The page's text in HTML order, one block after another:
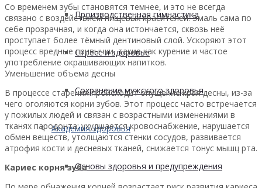
Производственная гимнастика
Стресс и здоровье
Сохранение мужского здоровья
Академия здоровья
Основы здоровья и предупреждения
Со временем зубы становятся темнее, и это не всегда
связано с воздействием пищевых красителей. Эмаль сама по
себе прозрачная, и когда она истончается, сквозь неё
проступает более тёмный дентиновый слой. Ускоряют этот
процесс вредные привычки, такие как курение и частое
употребление окрашивающих напитков.
Уменьшение объема десны
В процессе старения происходит опущение края десны, из-за
чего оголяются корни зубов. Этот процесс часто встречается
у пожилых людей и связан с возрастными изменениями в
тканях пародонта: ухудшается кровоснабжение, нарушается
обмен веществ, утолщаются стенки сосудов, развивается
атрофия кости и десневых тканей, снижается тонус мышц рта.
Кариес корня зуба